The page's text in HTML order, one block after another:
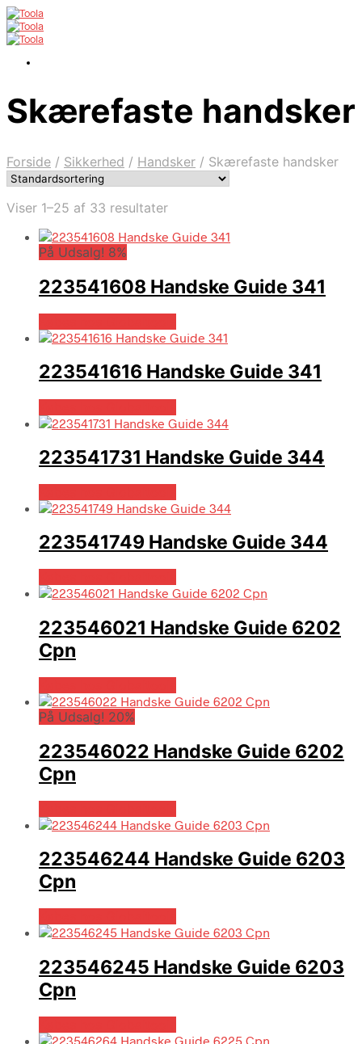
Skærefaste handsker
Forside / Sikkerhed / Handsker / Skærefaste handsker
Viser 1–25 af 33 resultater
På Udsalg! 8%
223541608 Handske Guide 341
223541616 Handske Guide 341
223541731 Handske Guide 344
223541749 Handske Guide 344
223546021 Handske Guide 6202
Cpn
På Udsalg! 20%
223546022 Handske Guide 6202
Cpn
223546244 Handske Guide 6203
Cpn
223546245 Handske Guide 6203
Cpn